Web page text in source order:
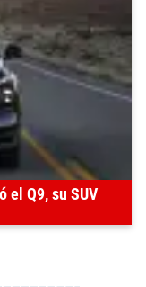
el Q9, su SUV